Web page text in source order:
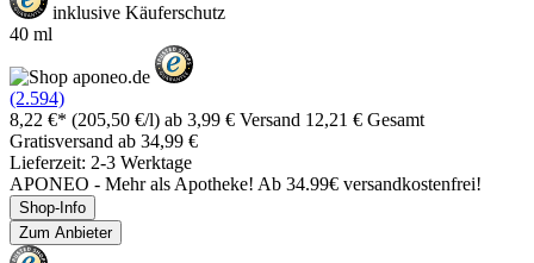
inklusive Käuferschutz
40 ml
(2.594)
8,22 €* (205,50 €/l) ab 3,99 € Versand 12,21 € Gesamt
Gratisversand ab 34,99 €
Lieferzeit: 2-3 Werktage
APONEO - Mehr als Apotheke! Ab 34.99€ versandkostenfrei!
Shop-Info
Zum Anbieter